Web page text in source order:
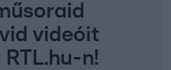
videóit
RTL.hu-n!